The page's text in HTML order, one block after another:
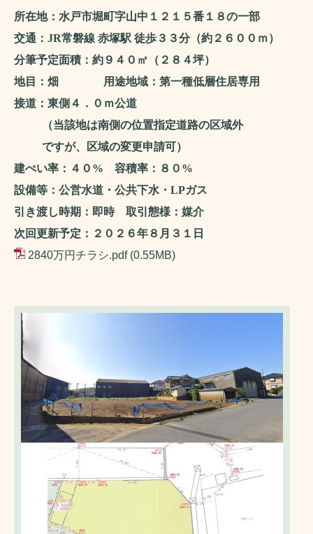
所在地：水戸市堀町字山中１２１５番１８の一部
交通： JR常磐線 赤塚駅 徒歩３３分（約２６００ｍ）
分筆予定面積：約９４０㎡（２８４坪）
地目：畑 用途地域：第一種低層住居専用
接道：東側４．０ｍ公道
（当該地は南側の位置指定道路の区域外
ですが、区域の変更申請可）
建ぺい率：４０ % 容積率：８０ %
設備等：公営水道・公共下水・ LPガス
引き渡し時期：即時 取引態様：媒介
次回更新予定：２０２６年８月３１日
2840万円チラシ.pdf(0.55MB)